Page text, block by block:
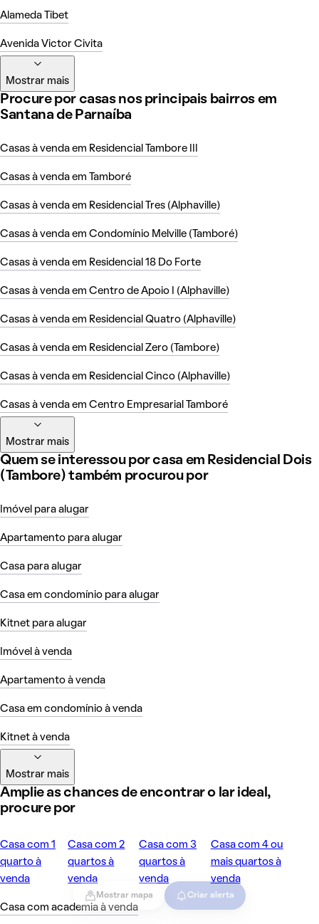
Mostrar mapa Criar alerta
Alameda Tibet
Avenida Victor Civita
Mostrar mais
Procure por casas nos principais bairros em
Santana de Parnaíba
Casas à venda em Residencial Tambore III
Casas à venda em Tamboré
Casas à venda em Residencial Tres (Alphaville)
Casas à venda em Condomínio Melville (Tamboré)
Casas à venda em Residencial 18 Do Forte
Casas à venda em Centro de Apoio I (Alphaville)
Casas à venda em Residencial Quatro (Alphaville)
Casas à venda em Residencial Zero (Tambore)
Casas à venda em Residencial Cinco (Alphaville)
Casas à venda em Centro Empresarial Tamboré
Mostrar mais
Quem se interessou por casa em Residencial Dois
(Tambore) também procurou por
Imóvel para alugar
Apartamento para alugar
Casa para alugar
Casa em condomínio para alugar
Kitnet para alugar
Imóvel à venda
Apartamento à venda
Casa em condomínio à venda
Kitnet à venda
Mostrar mais
Amplie as chances de encontrar o lar ideal,
procure por
Casa com 1
quarto à
venda
Casa com 2
quartos à
venda
Casa com 3
quartos à
venda
Casa com 4 ou
mais quartos à
venda
Casa com academia à venda